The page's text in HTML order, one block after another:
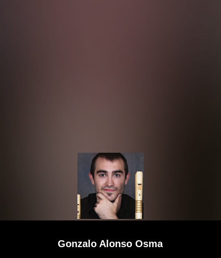
Gonzalo Alonso Osma